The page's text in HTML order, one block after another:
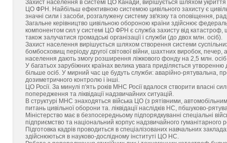
Захист населення в системі ЦО Канади, вирішується шляхом
ЦО ФРН. Найбільш ефективною системою цивільного захисту є
значні сили і засоби, розгалужену систему зв'язку та оповіщення,
Загальне керівництво цивільною обороною країни здійснює
компонентом сил у системі ЦО ФРН є служба захисту від катастроф,
також залучатися громадські організації і служби (до двох млн. осіб).
Захист населення вирішується шляхом створення системи
бомбосховищ періоду другої світової війни, шахтних виробок,
населення дають змогу розширення ліжкового фонду на 2,5 млн.
У багатьох зарубіжних країнах велика увага приділяється
більше осіб. У мирний час це будуть служби: аварійно-рятувальна,
дозиметричного контролю і інші.
ЦО Росії. За минулі п'ять років МНС Росії вдалося створити власні
попередження та ліквідації надзвичайних ситуацій.
В структурі МНС знаходяться війська ЦО (з рятівними,
питань цивільної оборони та. ліквідації наслідків НС, пбшуково-
Міністерство має в безпосередньому підпорядкуванні спеціальні
підприємство та національний корпус надзвичайного гуманітарного
Підготовка кадрів проводиться в спеціалізованих навчальних
здійснюються в науково-дослідному інституті ЦО НС.